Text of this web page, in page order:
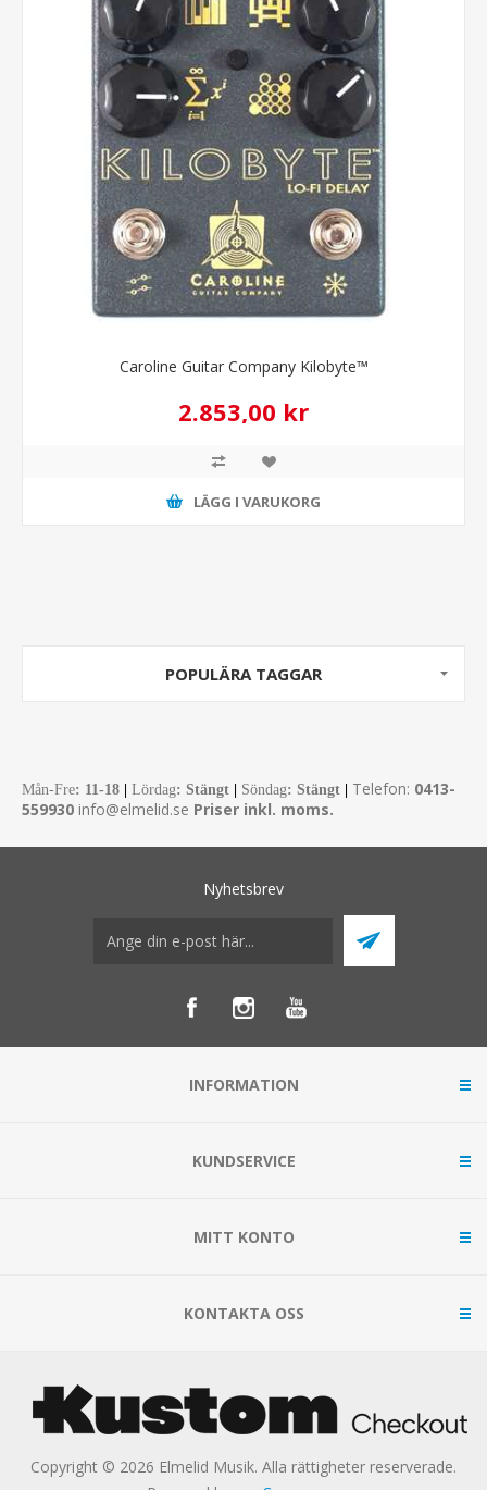
Caroline Guitar Company Kilobyte™
2.853,00 kr
LÄGG I VARUKORG
POPULÄRA TAGGAR
Mån-Fre: 11-18 Lördag: Stängt Söndag: Stängt Telefon: 0413-
559930 info@elmelid.se Priser inkl. moms.
Nyhetsbrev
INFORMATION
KUNDSERVICE
MITT KONTO
KONTAKTA OSS
Copyright © 2026 Elmelid Musik. Alla rättigheter reserverade.